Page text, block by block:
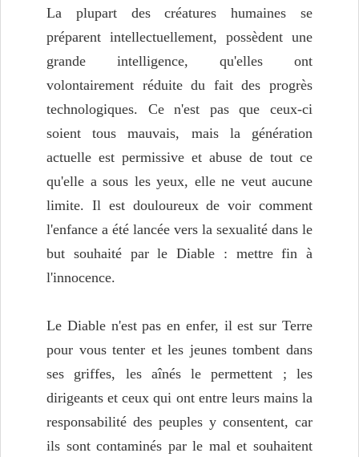
La plupart des créatures humaines se
préparent intellectuellement, possèdent une
grande intelligence, qu'elles ont
volontairement réduite du fait des progrès
technologiques. Ce n'est pas que ceux-ci
soient tous mauvais, mais la génération
actuelle est permissive et abuse de tout ce
qu'elle a sous les yeux, elle ne veut aucune
limite. Il est douloureux de voir comment
l'enfance a été lancée vers la sexualité dans le
but souhaité par le Diable : mettre fin à
l'innocence.
Le Diable n'est pas en enfer, il est sur Terre
pour vous tenter et les jeunes tombent dans
ses griffes, les aînés le permettent ; les
dirigeants et ceux qui ont entre leurs mains la
responsabilité des peuples y consentent, car
ils sont contaminés par le mal et souhaitent